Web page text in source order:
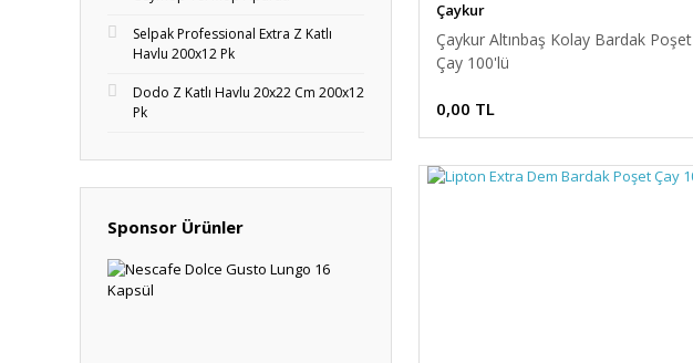
Selpak Professional Extra Z Katlı
Havlu 200x12 Pk
Dodo Z Katlı Havlu 20x22 Cm 200x12
Pk
Sponsor Ürünler
Çaykur
Çaykur Altınbaş Kolay Bardak Poşet
Çay 100'lü
0,00 TL